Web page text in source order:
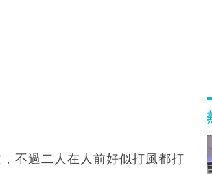
不過二人在人前好似打風都打